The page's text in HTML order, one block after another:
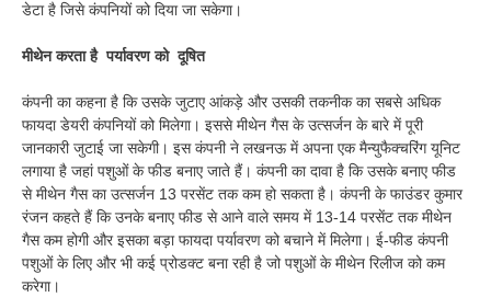
डेटा है जिसे कंपनियों को दिया जा सकेगा।
मीथेन करता है पर्यावरण को दूषित
कंपनी का कहना है कि उसके जुटाए आंकड़े और उसकी तकनीक का सबसे अधिक
फायदा डेयरी कंपनियों को मिलेगा। इससे मीथेन गैस के उत्सर्जन के बारे में पूरी
जानकारी जुटाई जा सकेगी। इस कंपनी ने लखनऊ में अपना एक मैन्युफैक्चरिंग यूनिट
लगाया है जहां पशुओं के फीड बनाए जाते हैं। कंपनी का दावा है कि उसके बनाए फीड
से मीथेन गैस का उत्सर्जन 13 परसेंट तक कम हो सकता है। कंपनी के फाउंडर कुमार
रंजन कहते हैं कि उनके बनाए फीड से आने वाले समय में 13-14 परसेंट तक मीथेन
गैस कम होगी और इसका बड़ा फायदा पर्यावरण को बचाने में मिलेगा। ई-फीड कंपनी
पशुओं के लिए और भी कई प्रोडक्ट बना रही है जो पशुओं के मीथेन रिलीज को कम
करेगा।